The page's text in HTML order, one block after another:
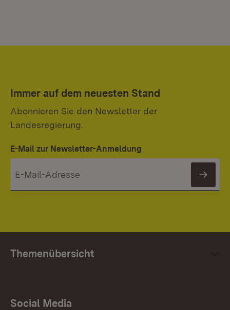
Immer auf dem neuesten Stand
Abonnieren Sie den Newsletter der
Landesregierung.
E-Mail zur Newsletter-Anmeldung
Themenübersicht
Social Media